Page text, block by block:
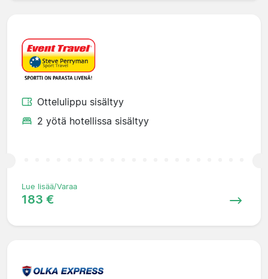
Ottelulippu sisältyy
2 yötä hotellissa sisältyy
Lue lisää/Varaa
183 €